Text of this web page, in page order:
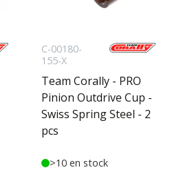
C-00180-
155-X
Team Corally - PRO
Pinion Outdrive Cup -
Swiss Spring Steel - 2
pcs
>10 en stock